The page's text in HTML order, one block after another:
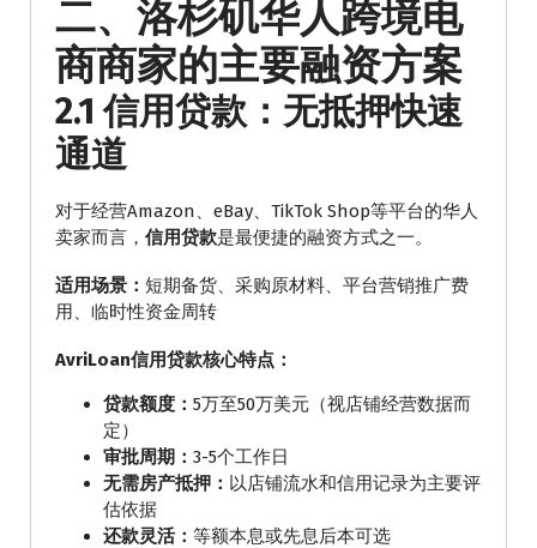
二、洛杉矶华人跨境电
商商家的主要融资方案
2.1 信用贷款：无抵押快速
通道
对于经营Amazon、eBay、TikTok Shop等平台的华人
卖家而言， 信用贷款是最便捷的融资方式之一。
适用场景： 短期备货、采购原材料、平台营销推广费
用、临时性资金周转
AvriLoan信用贷款核心特点：
贷款额度： 5万至50万美元（视店铺经营数据而
定）
审批周期： 3-5个工作日
无需房产抵押： 以店铺流水和信用记录为主要评
估依据
还款灵活： 等额本息或先息后本可选